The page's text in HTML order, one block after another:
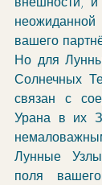
вашего
Но для
Солнечных
связан с
Урана в их
Лунные
поля